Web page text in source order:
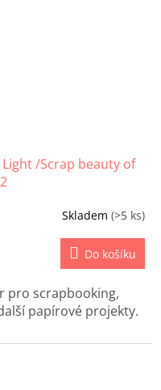
/Scrap beauty of
Skladem (>5 ks)
Do košíku
pro scrapbooking,
papírové projekty.